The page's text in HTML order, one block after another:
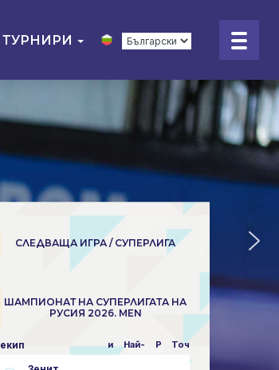
ТУРНИРИ
СЛЕДВАЩА ИГРА / СУПЕРЛИГА
ШАМПИОНАТ НА СУПЕРЛИГАТА НА
РУСИЯ 2026. MEN
екип и Най- P Точки